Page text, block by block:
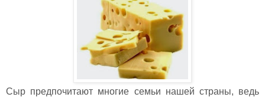
Сыр предпочитают многие семьи нашей страны, ведь